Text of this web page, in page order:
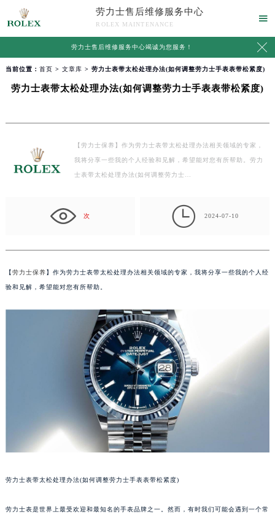
劳力士售后维修服务中心
ROLEX MAINTENANCE

劳力士售后维修服务中心竭诚为您服务！ 
当前位置： 首页 > 文章库 > 劳力士表带太松处理办法(如何调整劳力士手表表带松紧度)
劳力士表带太松处理办法(如何调整劳力士手表表带松紧度)
【劳力士保养】作为劳力士表带太松处理办法相关领域的专家，
我将分享一些我的个人经验和见解，希望能对您有所帮助。劳力
士表带太松处理办法(如何调整劳力士…
次  2024-07-10
【劳力士保养】作为劳力士表带太松处理办法相关领域的专家，我将分享一些我的个人经
验和见解，希望能对您有所帮助。
劳力士表带太松处理办法(如何调整劳力士手表表带松紧度)
劳力士表是世界上最受欢迎和最知名的手表品牌之一。然而，有时我们可能会遇到一个常